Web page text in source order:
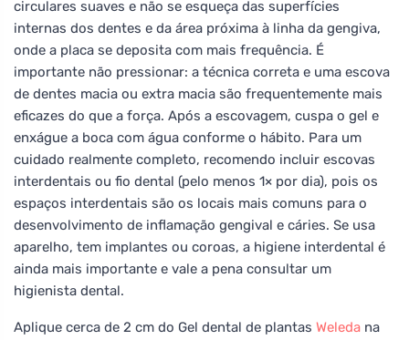
circulares suaves e não se esqueça das superfícies
internas dos dentes e da área próxima à linha da gengiva,
onde a placa se deposita com mais frequência. É
importante não pressionar: a técnica correta e uma escova
de dentes macia ou extra macia são frequentemente mais
eficazes do que a força. Após a escovagem, cuspa o gel e
enxágue a boca com água conforme o hábito. Para um
cuidado realmente completo, recomendo incluir escovas
interdentais ou fio dental (pelo menos 1× por dia), pois os
espaços interdentais são os locais mais comuns para o
desenvolvimento de inflamação gengival e cáries. Se usa
aparelho, tem implantes ou coroas, a higiene interdental é
ainda mais importante e vale a pena consultar um
higienista dental.
Aplique cerca de 2 cm do Gel dental de plantas Weleda na